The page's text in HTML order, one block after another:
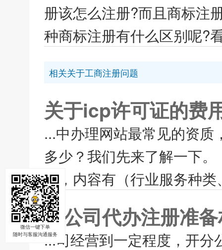
册该怎么注册?而且商标注
种商标注册有什么区别呢?
相关关于工商注册问题
关于icp许可证的费
...中办理网站最常见的资
多少？我们先来了解一下
请，内容有（行业服务种
分公司代办注册准
...司经营到一定程度，开分
微信一键下单
随时与客服沟通服务